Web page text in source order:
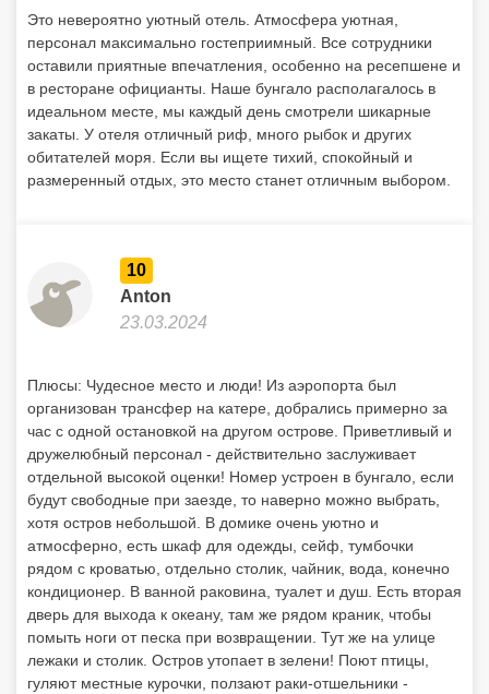
Это невероятно уютный отель. Атмосфера уютная,
персонал максимально гостеприимный. Все сотрудники
оставили приятные впечатления, особенно на ресепшене и
в ресторане официанты. Наше бунгало располагалось в
идеальном месте, мы каждый день смотрели шикарные
закаты. У отеля отличный риф, много рыбок и других
обитателей моря. Если вы ищете тихий, спокойный и
размеренный отдых, это место станет отличным выбором.
10
Anton
23.03.2024
Плюсы: Чудесное место и люди! Из аэропорта был
организован трансфер на катере, добрались примерно за
час с одной остановкой на другом острове. Приветливый и
дружелюбный персонал - действительно заслуживает
отдельной высокой оценки! Номер устроен в бунгало, если
будут свободные при заезде, то наверно можно выбрать,
хотя остров небольшой. В домике очень уютно и
атмосферно, есть шкаф для одежды, сейф, тумбочки
рядом с кроватью, отдельно столик, чайник, вода, конечно
кондиционер. В ванной раковина, туалет и душ. Есть вторая
дверь для выхода к океану, там же рядом краник, чтобы
помыть ноги от песка при возвращении. Тут же на улице
лежаки и столик. Остров утопает в зелени! Поют птицы,
гуляют местные курочки, ползают раки-отшельники -